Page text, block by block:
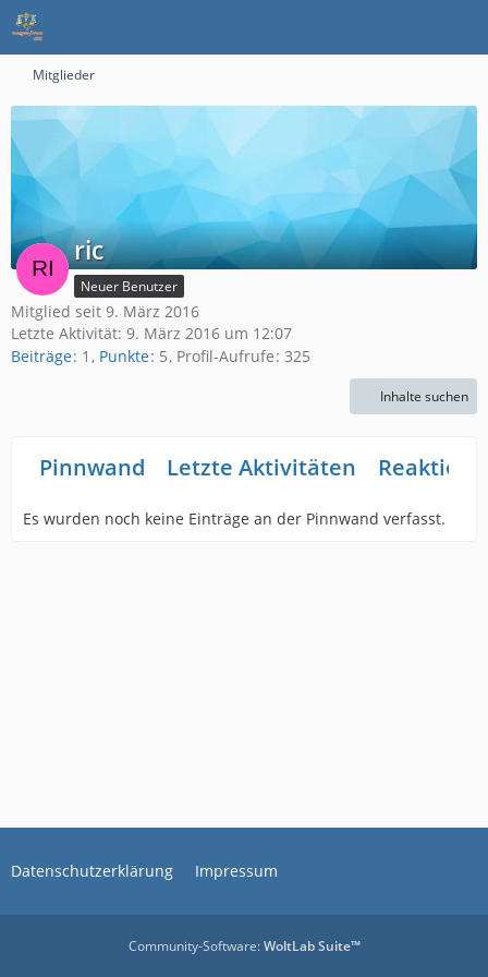
Mitglieder
ric
Neuer Benutzer
Mitglied seit 9. März 2016
Letzte Aktivität: 9. März 2016 um 12:07
Beiträge 1 Punkte 5 Profil-Aufrufe 325
Inhalte suchen
Pinnwand Letzte Aktivitäten
Es wurden noch keine Einträge an der Pinnwand verfasst.
Datenschutzerklärung Impressum
Community-Software:WoltLab Suite™